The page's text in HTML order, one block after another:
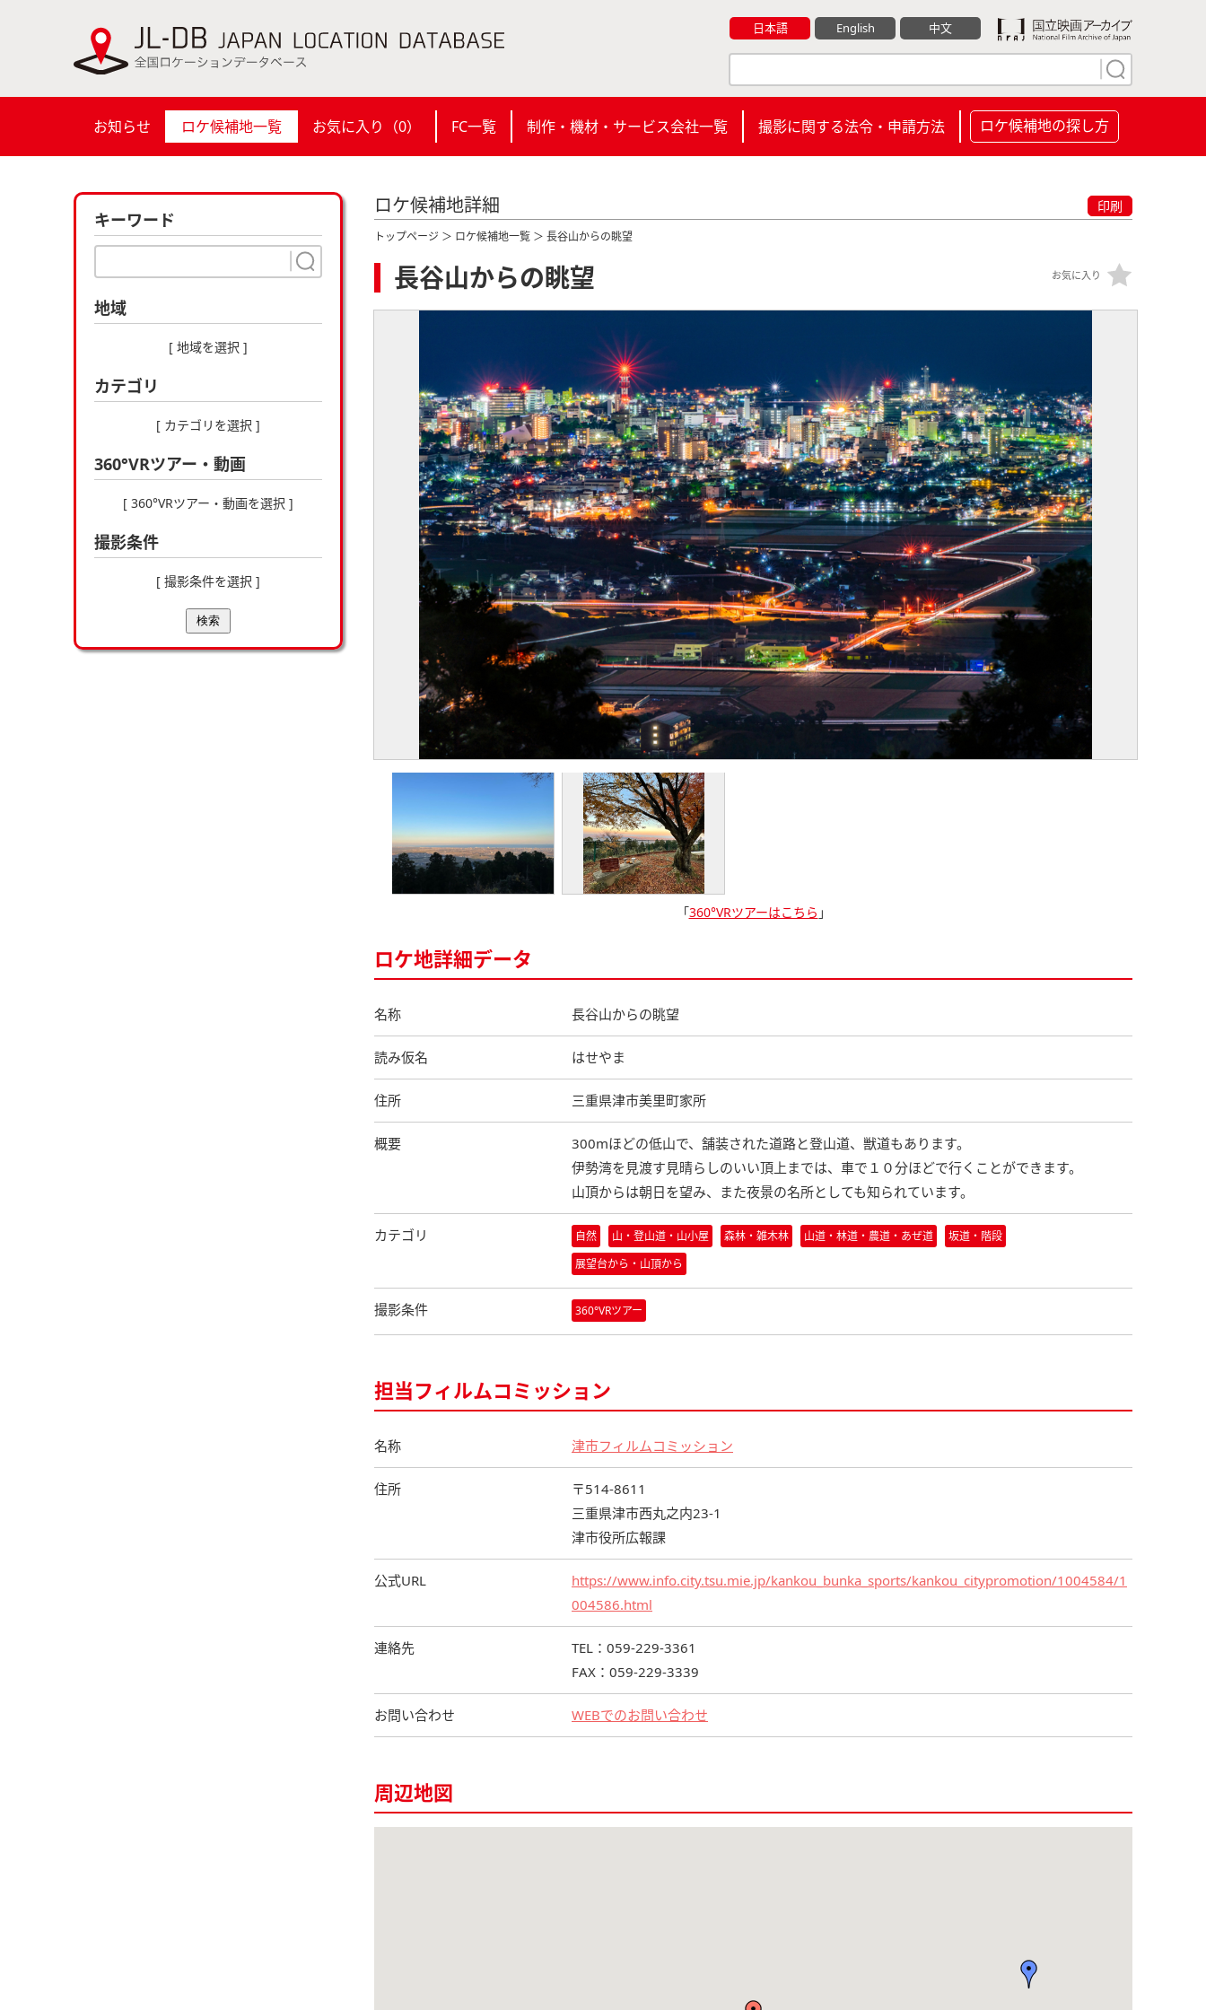
日本語 English 中文
お知らせ ロケ候補地一覧 お気に入り（0） FC一覧 制作・機材・サービス会社一覧 撮影に関する法令・申請方法 ロケ候補地の探し方
キーワード
地域
[ 地域を選択 ]
カテゴリ
[ カテゴリを選択 ]
360°VRツアー・動画
[ 360°VRツアー・動画を選択 ]
撮影条件
[ 撮影条件を選択 ]
検索
ロケ候補地詳細 印刷
トップページ ＞ ロケ候補地一覧 ＞ 長谷山からの眺望
長谷山からの眺望 お気に入り
「360°VRツアーはこちら 」
ロケ地詳細データ
名称 長谷山からの眺望
読み仮名 はせやま
住所 三重県津市美里町家所
概要
300mほどの低山で、舗装された道路と登山道、獣道もあります。
伊勢湾を見渡す見晴らしのいい頂上までは、車で１０分ほどで行くことができます。
山頂からは朝日を望み、また夜景の名所としても知られています。
カテゴリ 自然 山・登山道・山小屋 森林・雑木林 山道・林道・農道・あぜ道
坂道・階段
展望台から・山頂から
撮影条件 360°VRツアー
担当フィルムコミッション
名称 津市フィルムコミッション
住所
〒514-8611
三重県津市西丸之内23-1
津市役所広報課
公式URL
https://www.info.city.tsu.mie.jp/kankou_bunka_sports/kankou_citypromotion/1004584/1
004586.html
連絡先
TEL：059-229-3361
FAX：059-229-3339
お問い合わせ WEBでのお問い合わせ
周辺地図